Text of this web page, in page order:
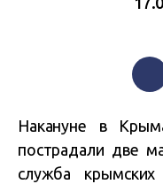
Накануне в
пострадали две
служба крымских